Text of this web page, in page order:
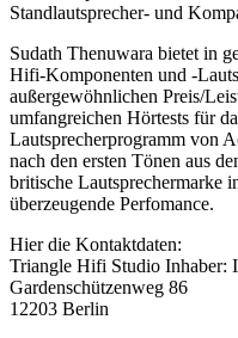
Standlautsprecher- und
Sudath Thenuwara bietet in
Hifi-Komponenten und -
außergewöhnlichen Preis/
umfangreichen Hörtests für
Lautsprecherprogramm von
nach den ersten Tönen aus
britische Lautsprechermarke
überzeugende Perfomance.
Hier die Kontaktdaten:
Triangle Hifi Studio Inhaber:
Gardenschützenweg 86
12203 Berlin